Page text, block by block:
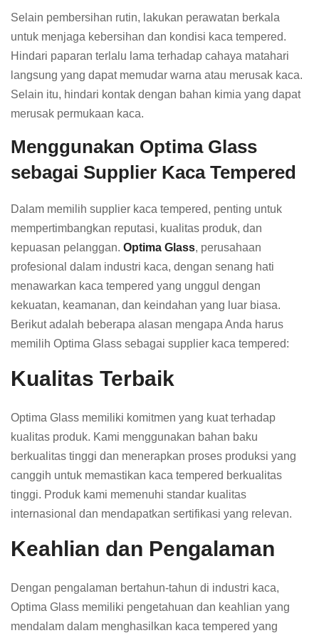
Selain pembersihan rutin, lakukan perawatan berkala
untuk menjaga kebersihan dan kondisi kaca tempered.
Hindari paparan terlalu lama terhadap cahaya matahari
langsung yang dapat memudar warna atau merusak kaca.
Selain itu, hindari kontak dengan bahan kimia yang dapat
merusak permukaan kaca.
Menggunakan Optima Glass
sebagai Supplier Kaca Tempered
Dalam memilih supplier kaca tempered, penting untuk
mempertimbangkan reputasi, kualitas produk, dan
kepuasan pelanggan. Optima Glass, perusahaan
profesional dalam industri kaca, dengan senang hati
menawarkan kaca tempered yang unggul dengan
kekuatan, keamanan, dan keindahan yang luar biasa.
Berikut adalah beberapa alasan mengapa Anda harus
memilih Optima Glass sebagai supplier kaca tempered:
Kualitas Terbaik
Optima Glass memiliki komitmen yang kuat terhadap
kualitas produk. Kami menggunakan bahan baku
berkualitas tinggi dan menerapkan proses produksi yang
canggih untuk memastikan kaca tempered berkualitas
tinggi. Produk kami memenuhi standar kualitas
internasional dan mendapatkan sertifikasi yang relevan.
Keahlian dan Pengalaman
Dengan pengalaman bertahun-tahun di industri kaca,
Optima Glass memiliki pengetahuan dan keahlian yang
mendalam dalam menghasilkan kaca tempered yang